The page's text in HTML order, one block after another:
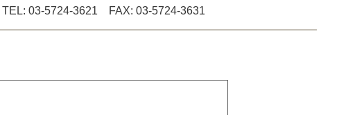
TEL: 03-5724-3621 FAX: 03-5724-3631